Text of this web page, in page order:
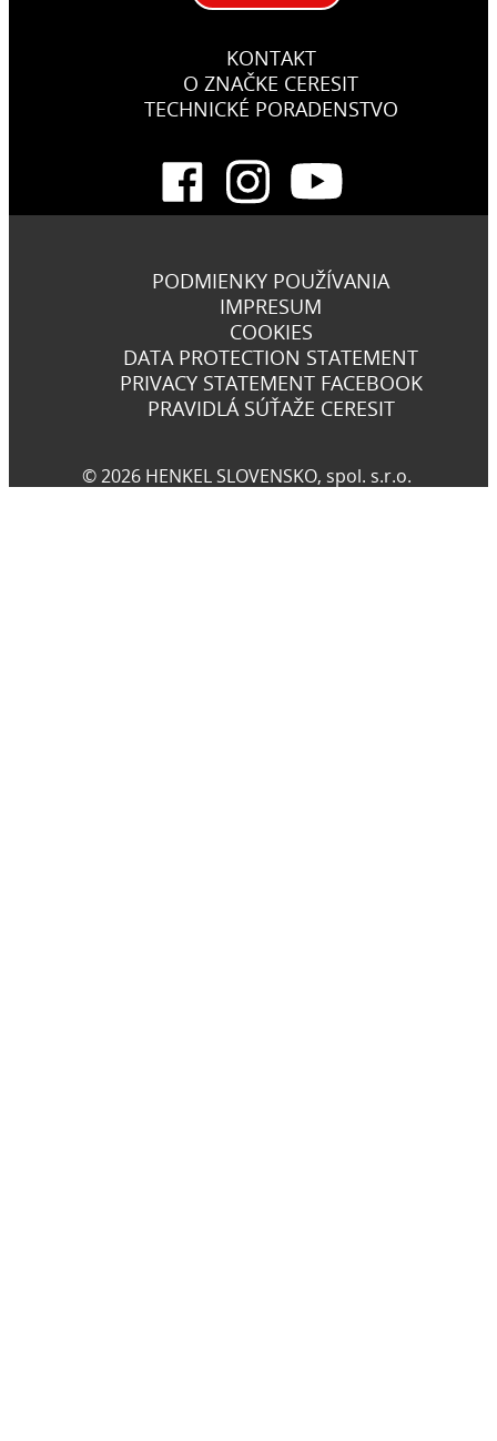
KONTAKT
O ZNAČKE CERESIT
TECHNICKÉ PORADENSTVO
PODMIENKY POUŽÍVANIA
IMPRESUM
COOKIES
DATA PROTECTION STATEMENT
PRIVACY STATEMENT FACEBOOK
PRAVIDLÁ SÚŤAŽE CERESIT
© 2026 HENKEL SLOVENSKO, spol. s.r.o.